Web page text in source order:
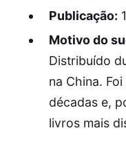
Publicação:
Motivo do
Distribuído
na China.
décadas e,
livros mais